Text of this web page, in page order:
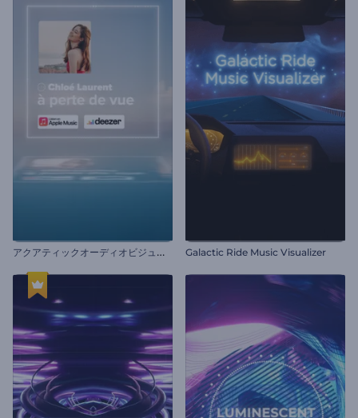
ア
クアティックオーディオビジュアライザー Galactic Ride Music Visualizer